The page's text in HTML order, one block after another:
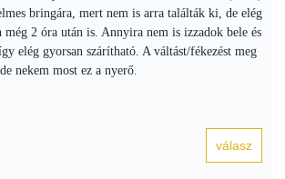
bringára, mert nem is arra találták ki, de elég
2 óra után is. Annyira nem is izzadok bele és
elég gyorsan szárítható. A váltást/fékezést meg
nekem most ez a nyerő.